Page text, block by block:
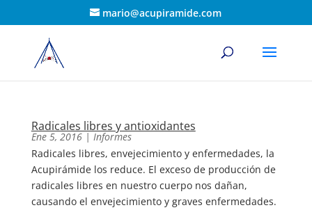
mario@acupiramide.com
Radicales libres y antioxidantes
Ene 5, 2016| Informes
Radicales libres, envejecimiento y enfermedades, la
Acupirámide los reduce. El exceso de producción de
radicales libres en nuestro cuerpo nos dañan,
causando el envejecimiento y graves enfermedades.